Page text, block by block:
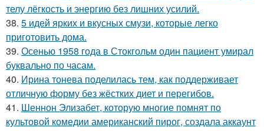
телу лёгкость и энергию без лишних усилий.
38. 5 идей ярких и вкусных смузи, которые легко
приготовить дома.
39. Осенью 1958 года в Стокгольм один пациент умирал
буквально по часам.
40. Ирина тонева поделилась тем, как поддерживает
отличную форму без жёстких диет и перегибов.
41. Шеннон Элизабет, которую многие помнят по
культовой комедии американский пирог, создала аккаунт